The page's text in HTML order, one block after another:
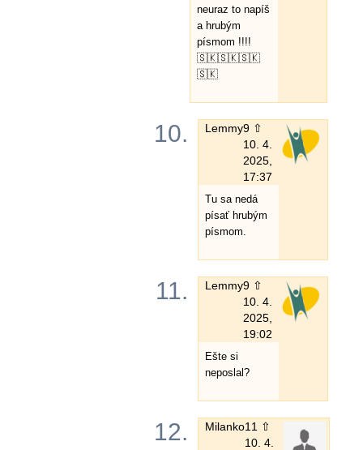
neuraz to napíš
a hrubým
písmom !!!!
🇸🇰🇸🇰🇸🇰
🇸🇰
10. Lemmy9 ⇧
10. 4.
2025,
17:37
Tu sa nedá
písať hrubým
písmom.
11. Lemmy9 ⇧
10. 4.
2025,
19:02
Ešte si
neposlal?
12. Milanko11 ⇧
10. 4.